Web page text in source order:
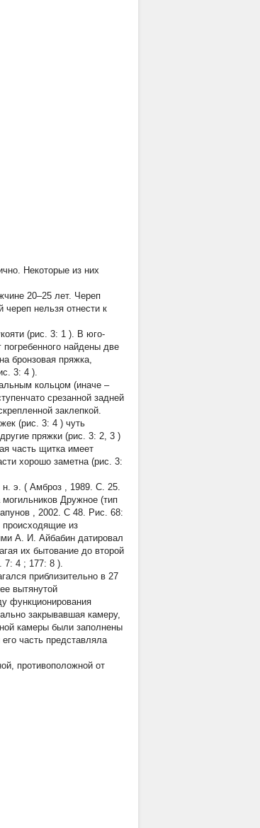
Некоторые из них
20–25 лет. Череп
нельзя отнести к
(рис. 3: 1 ). В юго-
найдены две
бронзовая пряжка,
3: 4 ).
кольцом (иначе –
срезанной задней
заклепкой.
(рис. 3: 4 ) чуть
пряжки (рис. 3: 2, 3 )
часть щитка имеет
хорошо заметна (рис. 3:
н. э. ( Амброз , 1989. С. 25.
Дружное (тип
, 2002. С 48. Рис. 68:
из
А. И. Айбабин датировал
их бытование до второй
7: 4 ; 177: 8 ).
приблизительно в 27
вытянутой
функционирования
закрывавшая камеру,
камеры были заполнены
часть представляла
противоположной от